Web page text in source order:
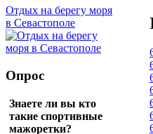
Отдых на берегу моря
в Севастополе
Опрос
Знаете ли вы кто
такие спортивные
мажоретки?